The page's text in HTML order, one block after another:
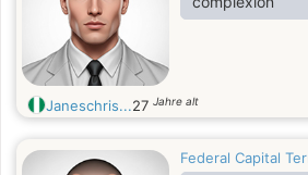
Janeschris...27 Jahre alt
Federal Capital